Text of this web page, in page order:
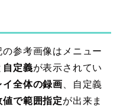
参考画像はメニュー
自定義が表示されてい
イ全体の録画 、自定義
で範囲指定が出来ま